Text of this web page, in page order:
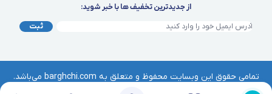
از جدیدترین تخفیف ها با خبر شوید:
ثبت
تمامی حقوق این وبسایت محفوظ و متعلق به barghchi.com می‌باشد.
هرگونه کپی‌برداری از آن موجب پیگرد قانونی خواهد بود. | © برقچی